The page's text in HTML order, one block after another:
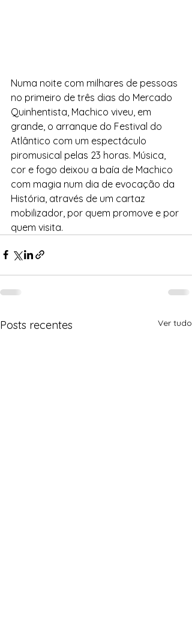
Numa noite com milhares de pessoas
no primeiro de três dias do Mercado
Quinhentista, Machico viveu, em
grande, o arranque do Festival do
Atlântico com um espectáculo
piromusical pelas 23 horas. Música,
cor e fogo deixou a baía de Machico
com magia num dia de evocação da
História, através de um cartaz
mobilizador, por quem promove e por
quem visita.
Posts recentes Ver tudo